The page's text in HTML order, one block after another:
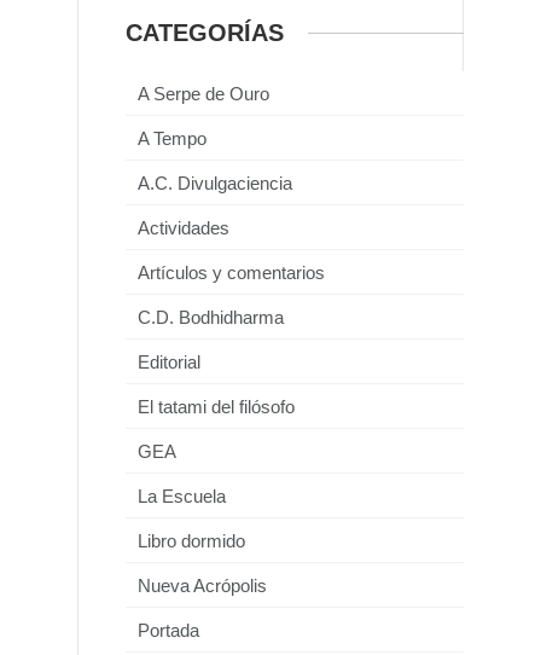
CATEGORÍAS
A Serpe de Ouro
A Tempo
A.C. Divulgaciencia
Actividades
Artículos y comentarios
C.D. Bodhidharma
Editorial
El tatami del filósofo
GEA
La Escuela
Libro dormido
Nueva Acrópolis
Portada